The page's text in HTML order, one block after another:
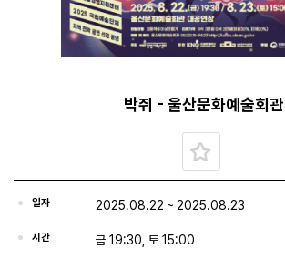
박쥐 - 울산문화예술회관
일자 2025.08.22 ~ 2025.08.23
시간 금 19:30, 토 15:00